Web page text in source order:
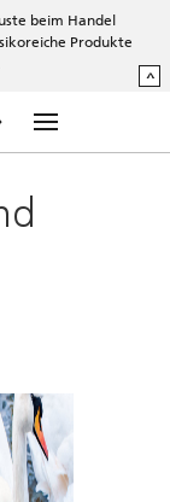
beim Handel
Produkte
^